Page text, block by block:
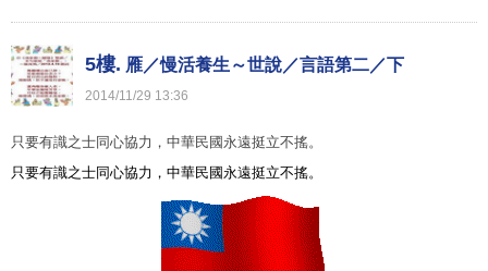
5樓. 雁／慢活養生～世說／言語第二／下
2014/11/29 13:36
只要有識之士同心協力，中華民國永遠挺立不搖。
只要有識之士同心協力，中華民國永遠挺立不搖。